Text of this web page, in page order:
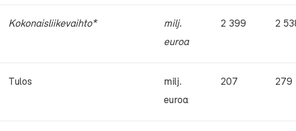
Kokonaisliikevaihto*
milj.
euroa
2 399 2
Tulos
milj.
euroa
207 279